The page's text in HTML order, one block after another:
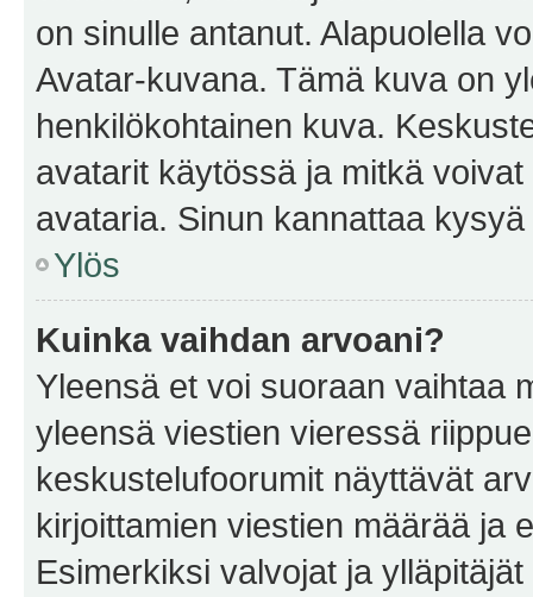
on sinulle antanut. Alapuolella
Avatar-kuvana. Tämä kuva on
henkilökohtainen kuva.
avatarit käytössä ja mitkä
avataria. Sinun kannattaa
Ylös
Kuinka vaihdan arvoani?
Yleensä et voi suoraan vaihtaa
yleensä viestien vieressä
keskustelufoorumit näyttävät
kirjoittamien viestien määrää ja
Esimerkiksi valvojat ja